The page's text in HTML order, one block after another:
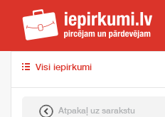
Visi iepirkumi
Atpakaļ uz sarakstu